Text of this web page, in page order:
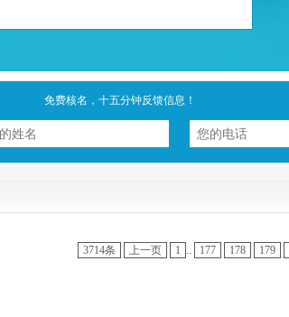
免费核名，十五分钟反馈信息！
3714条 上一页 1 .. 177 178 179